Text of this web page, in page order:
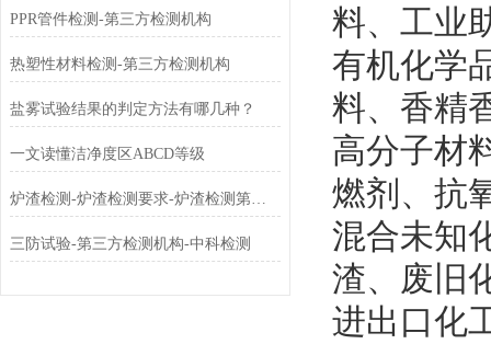
PPR管件检测-第三方检测机构
热塑性材料检测-第三方检测机构
盐雾试验结果的判定方法有哪几种？
一文读懂洁净度区ABCD等级
炉渣检测-炉渣检测要求-炉渣检测第三方检测机构
三防试验-第三方检测机构-中科检测
料、工业
有机化学
料、香精
高分子材
燃剂、抗
混合未知
渣、废旧
进出口化